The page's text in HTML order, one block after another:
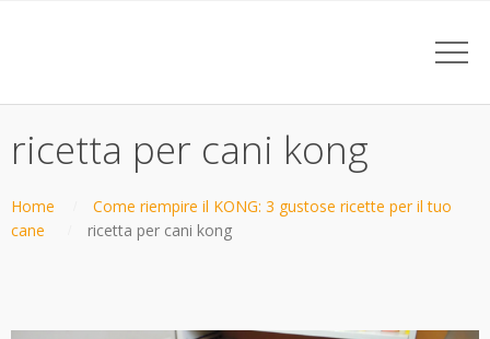
ricetta per cani kong
Home
Come riempire il KONG: 3 gustose ricette per il tuo
cane
ricetta per cani kong